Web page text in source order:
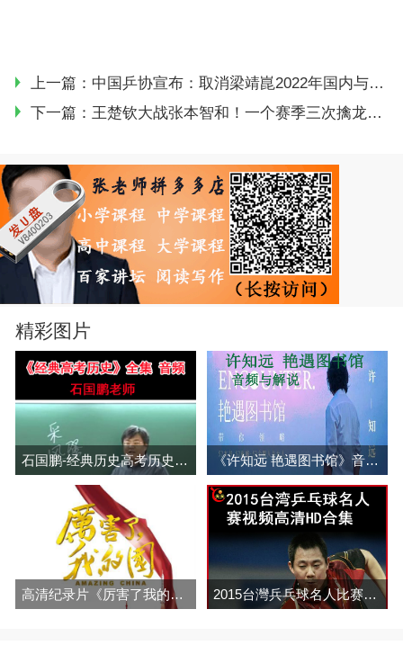
上一篇： 中国乒协宣布：取消梁靖崑2022年国内与国际比赛资格
下一篇： 王楚钦大战张本智和！一个赛季三次擒龙一个拆遍德国战车，收视率要爆表？
精彩图片
石国鹏-经典历史高考历史音频全集 百度网盘下载 《许知远 艳遇图书馆》音频与解说全集百度网盘百度云下载
高清纪录片《厉害了我的国》百度网盘免费下载 2015台灣兵乓球名人比赛视频合集百度网盘下载